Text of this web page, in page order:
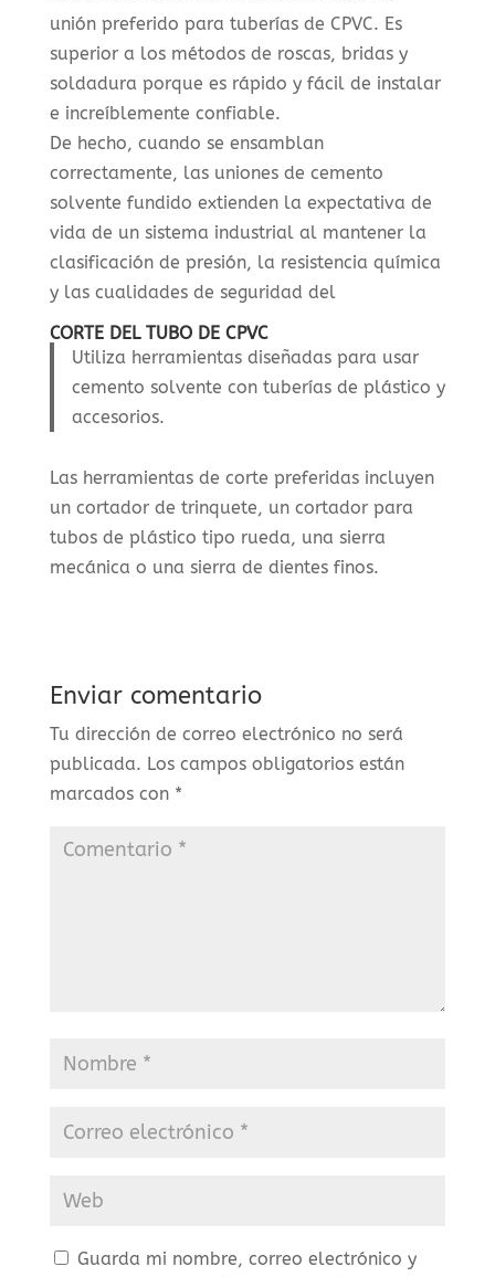
unión preferido para tuberías de CPVC. Es
superior a los métodos de roscas, bridas y
soldadura porque es rápido y fácil de instalar
e increíblemente confiable.
De hecho, cuando se ensamblan
correctamente, las uniones de cemento
solvente fundido extienden la expectativa de
vida de un sistema industrial al mantener la
clasificación de presión, la resistencia química
y las cualidades de seguridad del
CORTE DEL TUBO DE CPVC
Utiliza herramientas diseñadas para usar
cemento solvente con tuberías de plástico y
accesorios.
Las herramientas de corte preferidas incluyen
un cortador de trinquete, un cortador para
tubos de plástico tipo rueda, una sierra
mecánica o una sierra de dientes finos.
Enviar comentario
Tu dirección de correo electrónico no será
publicada. Los campos obligatorios están
marcados con *
Guarda mi nombre, correo electrónico y